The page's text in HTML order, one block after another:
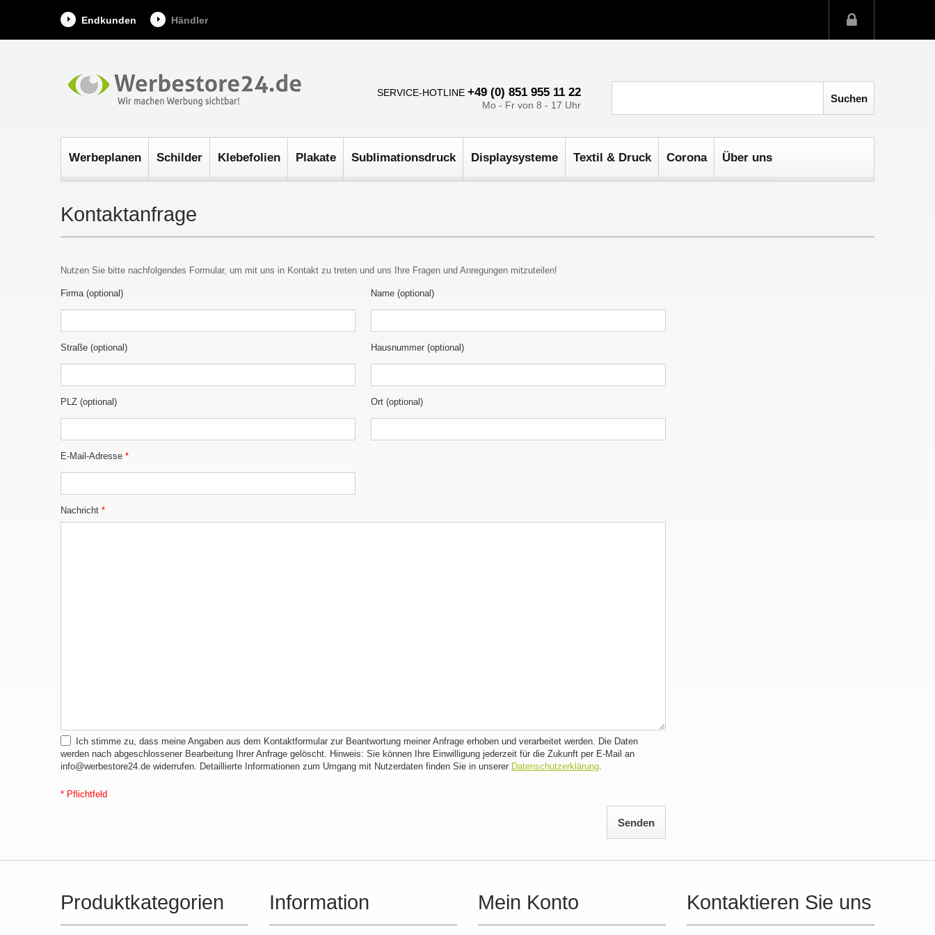
Endkunden Händler
SERVICE-HOTLINE +49 (0) 851 955 11 22
Mo - Fr von 8 - 17 Uhr
Werbeplanen Schilder Klebefolien Plakate Sublimationsdruck Displaysysteme Textil & Druck Corona Über uns
Kontaktanfrage
Nutzen Sie bitte nachfolgendes Formular, um mit uns in Kontakt zu treten und uns Ihre Fragen und Anregungen mitzuteilen!
Firma (optional) Name (optional)
Straße (optional) Hausnummer (optional)
PLZ (optional) Ort (optional)
E-Mail-Adresse *
Nachricht *
Ich stimme zu, dass meine Angaben aus dem Kontaktformular zur Beantwortung meiner Anfrage erhoben und verarbeitet werden. Die Daten
werden nach abgeschlossener Bearbeitung Ihrer Anfrage gelöscht. Hinweis: Sie können Ihre Einwilligung jederzeit für die Zukunft per E-Mail an
info@werbestore24.de widerrufen. Detaillierte Informationen zum Umgang mit Nutzerdaten finden Sie in unserer Datenschutzerklärung.
* Pflichtfeld
Produktkategorien Information Mein Konto Kontaktieren Sie uns